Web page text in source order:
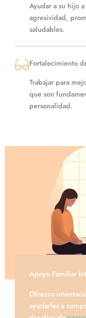
Ayudar a su hijo
agresividad,
saludables.
Fortalecimiento
Trabajar para
que son
personalidad.
Apoyo Familiar
Ofrezco
ayudarles a